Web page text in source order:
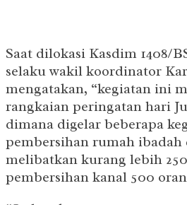
Saat dilokasi Kasdim 1408/
selaku wakil koordinator
mengatakan, “kegiatan ini
rangkaian peringatan hari
dimana digelar beberapa
pembersihan rumah ibadah
melibatkan kurang lebih
pembersihan kanal 500